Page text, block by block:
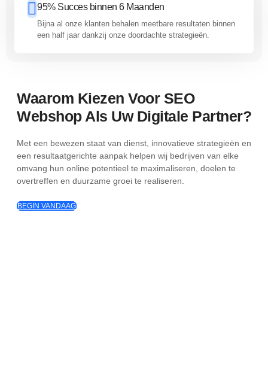
95% Succes binnen 6 Maanden
Bijna al onze klanten behalen meetbare resultaten binnen
een half jaar dankzij onze doordachte strategieën.
Waarom Kiezen Voor SEO
Webshop Als Uw Digitale Partner?
Met een bewezen staat van dienst, innovatieve strategieën en
een resultaatgerichte aanpak helpen wij bedrijven van elke
omvang hun online potentieel te maximaliseren, doelen te
overtreffen en duurzame groei te realiseren.
BEGIN VANDAAG